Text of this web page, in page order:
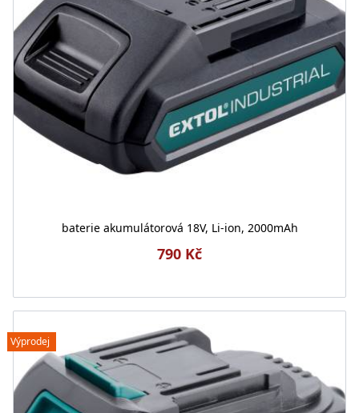
baterie akumulátorová 18V, Li-ion, 2000mAh
790 Kč
Výprodej